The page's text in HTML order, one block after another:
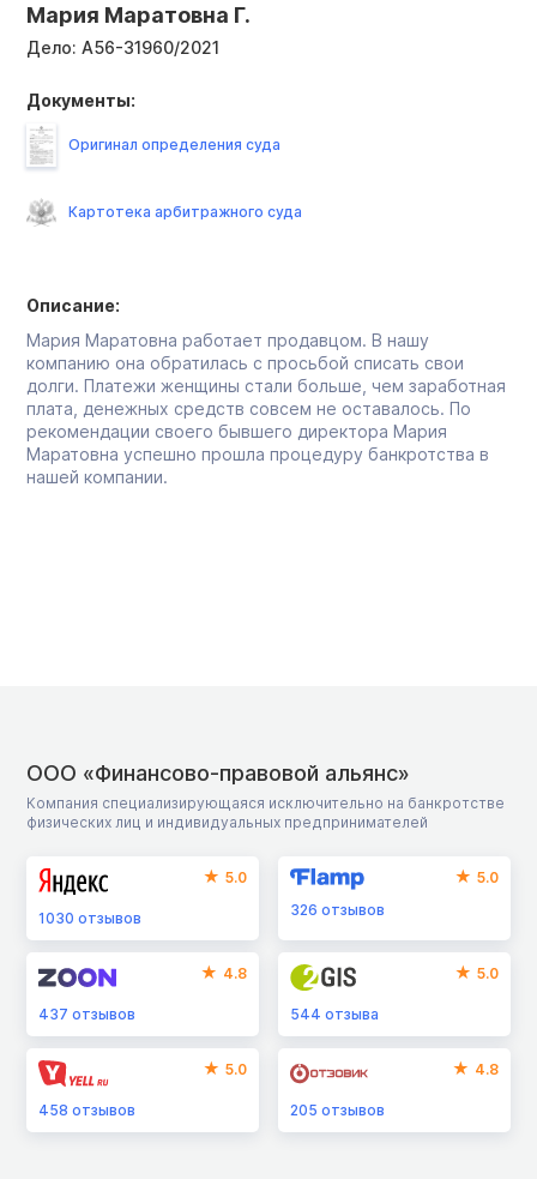
Мария Маратовна Г.
Дело: А56-31960/2021
Описание:
Мария Маратовна работает продавцом. В нашу
компанию она обратилась с просьбой списать свои
долги. Платежи женщины стали больше, чем заработная
плата, денежных средств совсем не оставалось. По
рекомендации своего бывшего директора Мария
Маратовна успешно прошла процедуру банкротства в
нашей компании.
Документы:
Оригинал определения суда
Картотека арбитражного суда
ООО «Финансово-правовой альянс»
Компания специализирующаяся исключительно на банкротстве
физических лиц и индивидуальных предпринимателей
5.0
1030 отзывов
5.0
326отзывов
4.8
437 отзывов
5.0
544отзыва
5.0
458 отзывов
4.8
205отзывов